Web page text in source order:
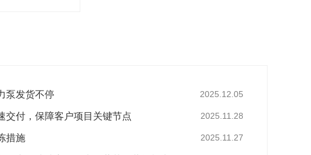
泵发货不停 2025.12.05
交付，保障客户项目关键节点 2025.11.28
措施 2025.11.27